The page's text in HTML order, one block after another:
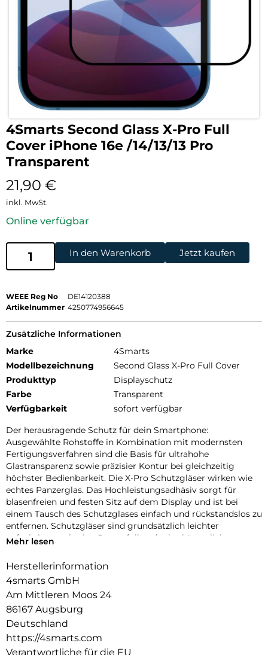
4Smarts Second Glass X-Pro Full
Cover iPhone 16e /14/13/13 Pro
Transparent
21,90 €
inkl. MwSt.
Online verfügbar
In den Warenkorb Jetzt kaufen
WEEE Reg No
DE14120388
Artikelnummer 4250774956645
Zusätzliche Informationen
Marke
4Smarts
Modellbezeichnung
Second Glass X-Pro Full Cover
Produkttyp
Displayschutz
Farbe
Transparent
Verfügbarkeit
sofort verfügbar
Der herausragende Schutz für dein Smartphone:
Ausgewählte Rohstoffe in Kombination mit modernsten
Fertigungsverfahren sind die Basis für ultrahohe
Glastransparenz sowie präzisier Kontur bei gleichzeitig
höchster Bedienbarkeit. Die X-Pro Schutzgläser wirken wie
echtes Panzerglas. Das Hochleistungsadhäsiv sorgt für
blasenfreien und festen Sitz auf dem Display und ist bei
einem Tausch des Schutzglases einfach und rückstandslos zu
entfernen. Schutzgläser sind grundsätzlich leichter
aufzubringen als eine Panzerfolie oder herkömmliche
d.h. kompatibel mit den gängigen Schutzhüllen.
Frame4smarts:
Mit dem Easy-Assist Montagerahmen geht bei der
Anbringung des X-Pro Displayschutz „nichts mehr schief”.
Perfekte Positionierung, blitzschnelle Montage – ein
Kinderspiel für alle!
Fullcover4smarts:
Mehr lesen
Herstellerinformation
4smarts GmbH
Am Mittleren Moos 24
86167 Augsburg
Deutschland
https://4smarts.com
Verantwortliche für die EU